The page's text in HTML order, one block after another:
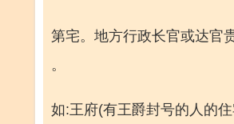
第宅。地方行政长官或达官
。
如:王府(有王爵封号的人的